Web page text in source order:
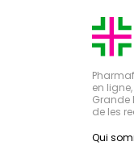
en
Grande
de les
Qui